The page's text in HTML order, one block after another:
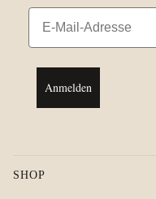
Email
Anmelden
SHOP